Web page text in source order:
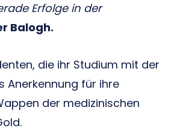
Erfolge in der
Balogh.
die ihr Studium mit der
Anerkennung für ihre
der medizinischen